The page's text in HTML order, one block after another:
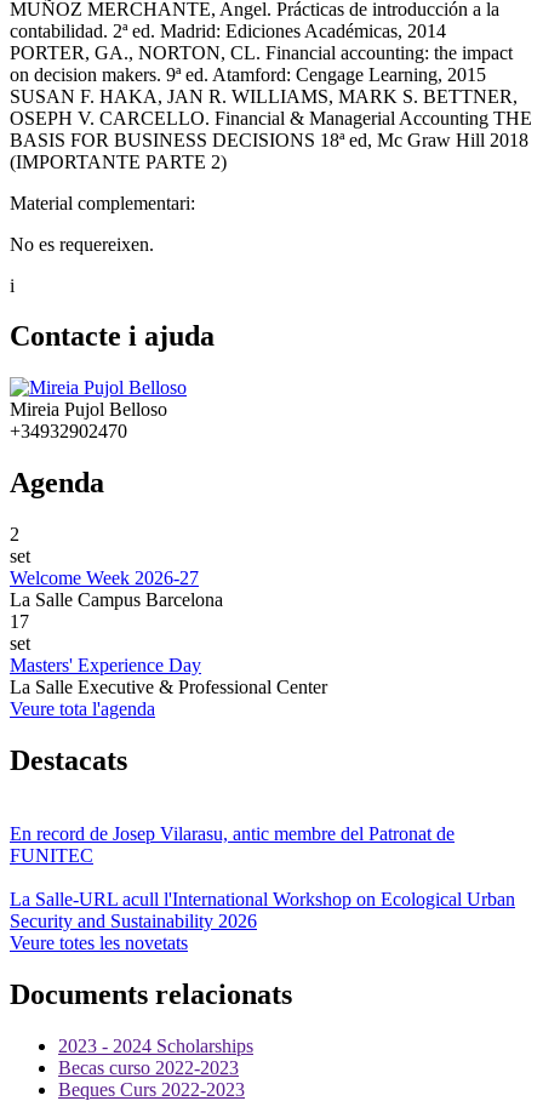
MUÑOZ MERCHANTE, Angel. Prácticas de introducción a la
contabilidad. 2ª ed. Madrid: Ediciones Académicas, 2014
PORTER, GA., NORTON, CL. Financial accounting: the impact
on decision makers. 9ª ed. Atamford: Cengage Learning, 2015
SUSAN F. HAKA, JAN R. WILLIAMS, MARK S. BETTNER,
OSEPH V. CARCELLO. Financial & Managerial Accounting THE
BASIS FOR BUSINESS DECISIONS 18ª ed, Mc Graw Hill 2018
(IMPORTANTE PARTE 2)
Material complementari:
No es requereixen.
i
Contacte i ajuda
Mireia Pujol Belloso
+34932902470
Agenda
2
set
Welcome Week 2026-27
La Salle Campus Barcelona
17
set
Masters' Experience Day
La Salle Executive & Professional Center
Veure tota l'agenda
Destacats
En record de Josep Vilarasu, antic membre del Patronat de
FUNITEC
La Salle-URL acull l'International Workshop on Ecological Urban
Security and Sustainability 2026
Veure totes les novetats
Documents relacionats
2023 - 2024 Scholarships
Becas curso 2022-2023
Beques Curs 2022-2023